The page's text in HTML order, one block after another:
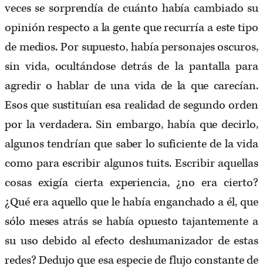
veces se sorprendía de cuánto había cambiado su
opinión respecto a la gente que recurría a este tipo
de medios. Por supuesto, había personajes oscuros,
sin vida, ocultándose detrás de la pantalla para
agredir o hablar de una vida de la que carecían.
Esos que sustituían esa realidad de segundo orden
por la verdadera. Sin embargo, había que decirlo,
algunos tendrían que saber lo suficiente de la vida
como para escribir algunos tuits. Escribir aquellas
cosas exigía cierta experiencia, ¿no era cierto?
¿Qué era aquello que le había enganchado a él, que
sólo meses atrás se había opuesto tajantemente a
su uso debido al efecto deshumanizador de estas
redes? Dedujo que esa especie de flujo constante de